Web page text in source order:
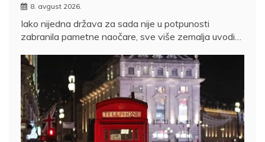
8. avgust 2026.
Iako nijedna država za sada nije u potpunosti
zabranila pametne naočare, sve više zemalja uvodi…